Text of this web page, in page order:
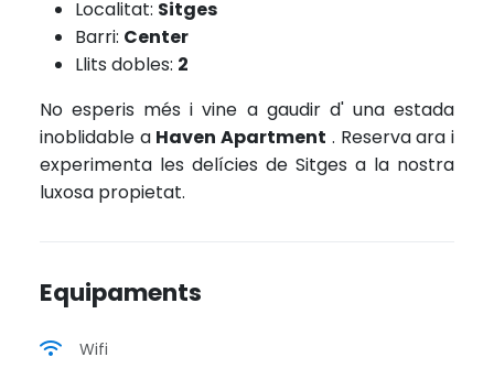
Localitat: Sitges
Barri: Center
Llits dobles: 2
No esperis més i vine a gaudir d' una estada
inoblidable a Haven Apartment . Reserva ara i
experimenta les delícies de Sitges a la nostra
luxosa propietat.
Equipaments
Wifi